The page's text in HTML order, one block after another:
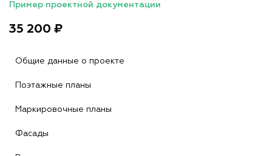
Пример проектной документации
35 200 ₽
Общие данные о проекте
Поэтажные планы
Маркировочные планы
Фасады